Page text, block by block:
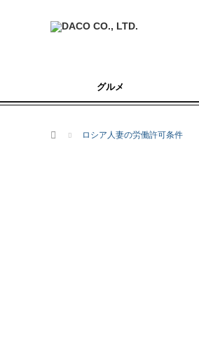
グルメ
ホーム ロシア人妻の労働許可条件